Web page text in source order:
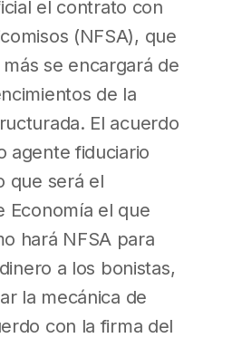
el contrato con
(NFSA), que
se encargará de
de la
El acuerdo
agente fiduciario
que será el
Economía el que
hará NFSA para
a los bonistas,
la mecánica de
con la firma del